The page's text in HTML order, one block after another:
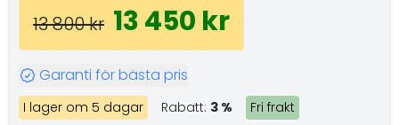
13 800 kr 13 450 kr
Garanti för bästa pris
I lager om 5 dagar Rabatt: 3 % Fri frakt